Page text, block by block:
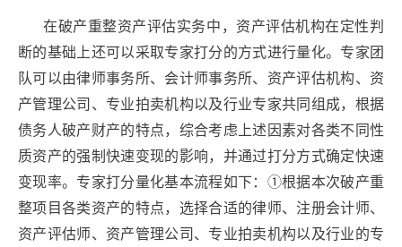
在破产重整资产评估实务中，资产评估机构在定性判
断的基础上还可以采取专家打分的方式进行量化。专家团
队可以由律师事务所、会计师事务所、资产评估机构、资
产管理公司、专业拍卖机构以及行业专家共同组成，根据
债务人破产财产的特点，综合考虑上述因素对各类不同性
质资产的强制快速变现的影响，并通过打分方式确定快速
变现率。专家打分量化基本流程如下：①根据本次破产重
整项目各类资产的特点，选择合适的律师、注册会计师、
资产评估师、资产管理公司、专业拍卖机构以及行业的专